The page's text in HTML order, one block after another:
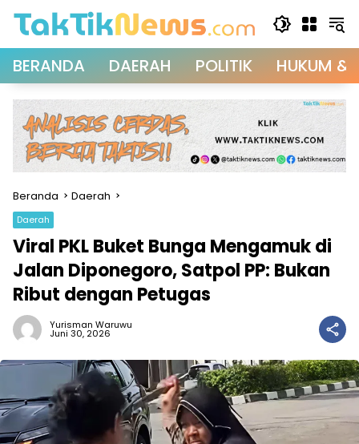
BERANDA DAERAH POLITIK HUKUM &
Beranda Daerah
Daerah
Viral PKL Buket Bunga Mengamuk di
Jalan Diponegoro, Satpol PP: Bukan
Ribut dengan Petugas
Yurisman Waruwu
Juni 30, 2026